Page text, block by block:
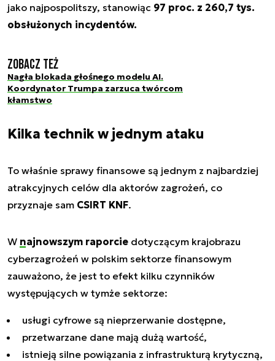
jako najpospolitszy, stanowiąc 97 proc. z 260,7 tys.
obsłużonych incydentów.
Zobacz też
Nagła blokada głośnego modelu AI.
Koordynator Trumpa zarzuca twórcom
kłamstwo
Kilka technik w jednym ataku
To właśnie sprawy finansowe są jednym z najbardziej
atrakcyjnych celów dla aktorów zagrożeń, co
przyznaje sam CSIRT KNF.
W najnowszym raporcie dotyczącym krajobrazu
cyberzagrożeń w polskim sektorze finansowym
zauważono, że jest to efekt kilku czynników
występujących w tymże sektorze:
usługi cyfrowe są nieprzerwanie dostępne,
przetwarzane dane mają dużą wartość,
istnieją silne powiązania z infrastrukturą krytyczną,